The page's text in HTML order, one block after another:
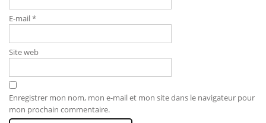
E-mail*
Site web
Enregistrer mon nom, mon e-mail et mon site dans le navigateur pour
mon prochain commentaire.